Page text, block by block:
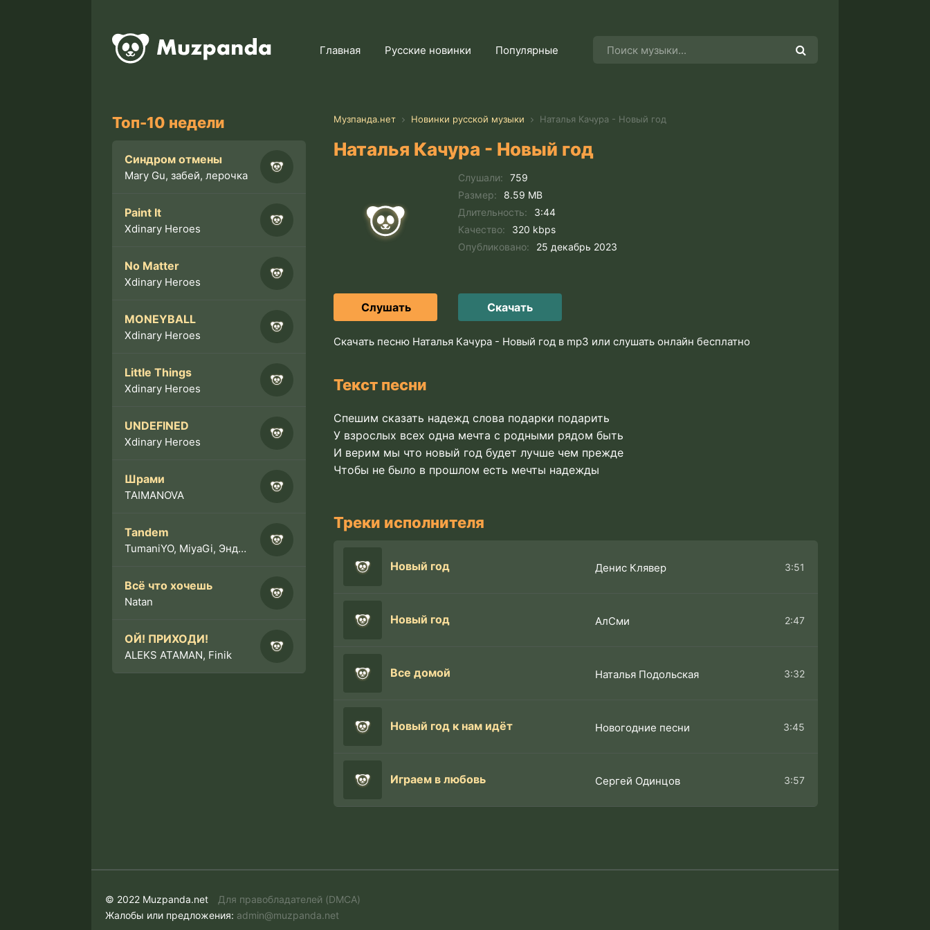
Главная Русские новинки Популярные
Топ-10 недели
Синдром отмены
Mary Gu, забей, лерочка
Paint It
Xdinary Heroes
No Matter
Xdinary Heroes
MONEYBALL
Xdinary Heroes
Little Things
Xdinary Heroes
UNDEFINED
Xdinary Heroes
Шрами
TAIMANOVA
Tandem
TumaniYO, MiyaGi, Эндшпиль
Всё что хочешь
Natan
ОЙ! ПРИХОДИ!
ALEKS ATAMAN, Finik
Музпанда.нет Новинки русской музыки Наталья Качура - Новый год
Наталья Качура - Новый год
Слушали:
759
Размер:
8.59 MB
Длительность:
3:44
Качество:
320 kbps
Опубликовано:
25 декабрь 2023
Слушать Скачать
Скачать песню Наталья Качура - Новый год в mp3 или слушать онлайн бесплатно
Текст песни
Спешим сказать надежд слова подарки подарить
У взрослых всех одна мечта с родными рядом быть
И верим мы что новый год будет лучше чем прежде
Чтобы не было в прошлом есть мечты надежды
Треки исполнителя
Новый год Денис Клявер 3:51
Новый год АлСми 2:47
Все домой Наталья Подольская 3:32
Новый год к нам идёт Новогодние песни 3:45
Играем в любовь Сергей Одинцов 3:57
© 2022 Muzpanda.net
Для правобладателей (DMCA)
Жалобы или предложения: admin@muzpanda.net